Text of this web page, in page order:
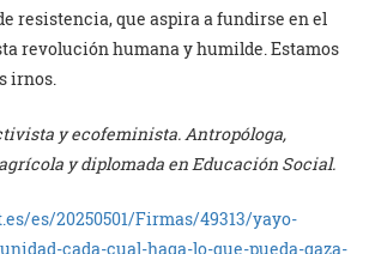
resistencia, que aspira a fundirse en el
revolución humana y humilde. Estamos
irnos.
y ecofeminista. Antropóloga,
y diplomada en Educación Social.
es/20250501/Firmas/49313/yayo-
cada-cual-haga-lo-que-pueda-gaza-